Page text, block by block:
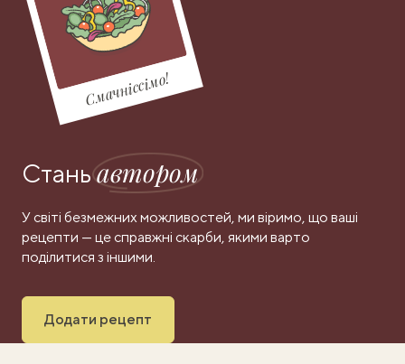
Смачніссімо!
Станьавтором
У світі безмежних можливостей, ми віримо, що ваші
рецепти — це справжні скарби, якими варто
поділитися з іншими.
Додати рецепт